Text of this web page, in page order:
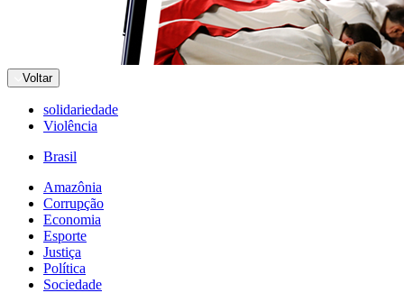
Voltar
solidariedade
Violência
Brasil
Amazônia
Corrupção
Economia
Esporte
Justiça
Política
Sociedade